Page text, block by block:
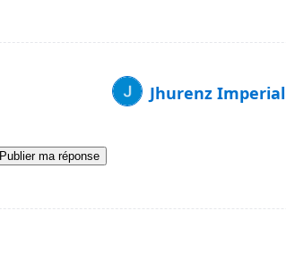
Jhurenz Imperial
Publier ma réponse